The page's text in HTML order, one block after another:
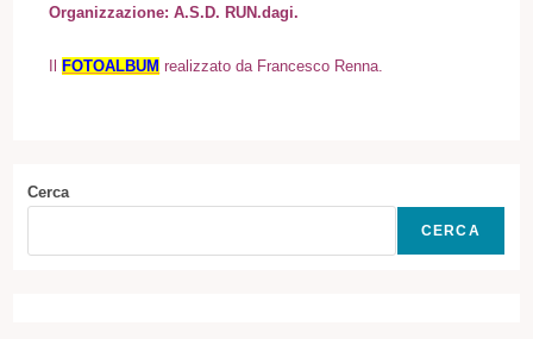
Organizzazione: A.S.D. RUN.dagi.
FOTOALBUM realizzato da Francesco Renna.
Cerca
CERCA